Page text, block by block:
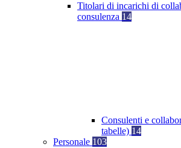
Titolari di incarichi di
consulenza 14
Consulenti e
tabelle) 14
Personale 103